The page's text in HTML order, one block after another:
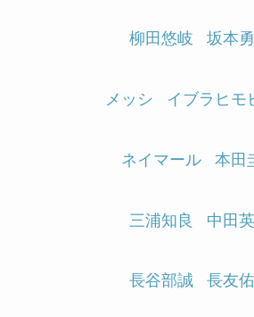
柳田悠岐 坂本
メッシ イブラヒモ
ネイマール 本田
三浦知良 中田
長谷部誠 長友